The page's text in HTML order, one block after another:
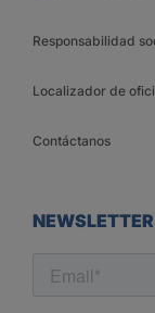
Responsabilidad
Localizador de
Contáctanos
NEWSLETTER